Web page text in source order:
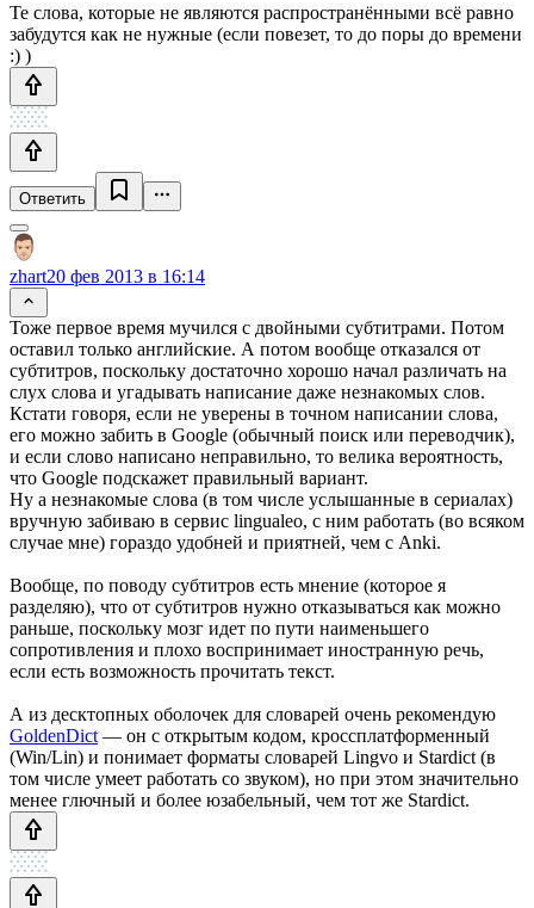
Те слова, которые не являются распространёнными всё равно
забудутся как не нужные (если повезет, то до поры до времени
:) )
Ответить
zhart20 фев 2013 в 16:14
Тоже первое время мучился с двойными субтитрами. Потом
оставил только английские. А потом вообще отказался от
субтитров, поскольку достаточно хорошо начал различать на
слух слова и угадывать написание даже незнакомых слов.
Кстати говоря, если не уверены в точном написании слова,
его можно забить в Google (обычный поиск или переводчик),
и если слово написано неправильно, то велика вероятность,
что Google подскажет правильный вариант.
Ну а незнакомые слова (в том числе услышанные в сериалах)
вручную забиваю в сервис lingualeo, с ним работать (во всяком
случае мне) гораздо удобней и приятней, чем с Anki.
Вообще, по поводу субтитров есть мнение (которое я
разделяю), что от субтитров нужно отказываться как можно
раньше, поскольку мозг идет по пути наименьшего
сопротивления и плохо воспринимает иностранную речь,
если есть возможность прочитать текст.
А из десктопных оболочек для словарей очень рекомендую
GoldenDict — он с открытым кодом, кроссплатформенный
(Win/Lin) и понимает форматы словарей Lingvo и Stardict (в
том числе умеет работать со звуком), но при этом значительно
менее глючный и более юзабельный, чем тот же Stardict.